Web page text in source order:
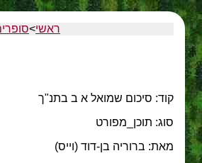
ראשי>
קוד: סיכום שמואל א ב בתנ"ך
סוג: תוכן_מפורט
מאת: ברוריה בן-דוד (וייס)